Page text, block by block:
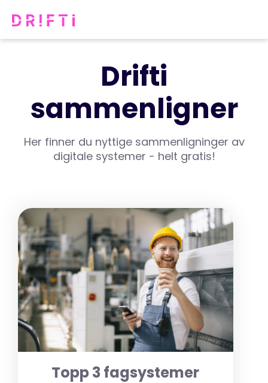
Drifti
sammenligner
Her finner du nyttige sammenligninger av
digitale systemer - helt gratis!
Topp 3 fagsystemer